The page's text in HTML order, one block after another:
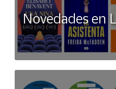
Novedades en